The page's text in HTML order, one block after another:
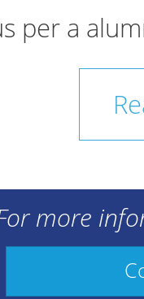
per a
more